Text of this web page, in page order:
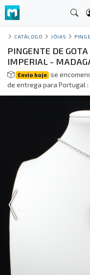
CATÁLOGO JÓIAS
PINGENTE DE GOTA
IMPERIAL -
Envio hoje se
de entrega para Portugal :